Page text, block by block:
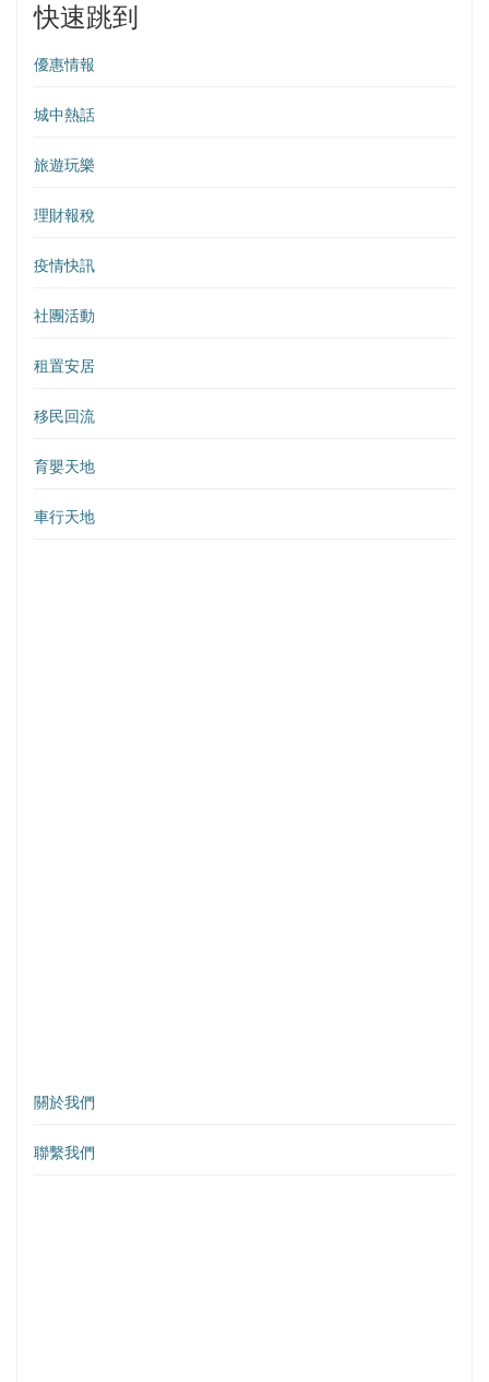
快速跳到
優惠情報
城中熱話
旅遊玩樂
理財報稅
疫情快訊
社團活動
租置安居
移民回流
育嬰天地
車行天地
關於我們
聯繫我們